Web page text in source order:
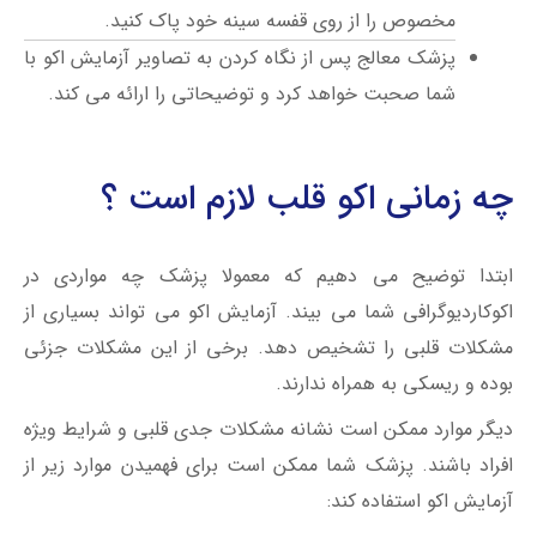
مخصوص را از روی قفسه سینه خود پاک کنید.
پزشک معالج پس از نگاه کردن به تصاویر آزمایش اکو با
شما صحبت خواهد کرد و توضیحاتی را ارائه می کند.
چه زمانی اکو قلب لازم است ؟
ابتدا توضیح می دهیم که معمولا پزشک چه مواردی در
اکوکاردیوگرافی شما می بیند. آزمایش اکو می تواند بسیاری از
مشکلات قلبی را تشخیص دهد. برخی از این مشکلات جزئی
بوده و ریسکی به همراه ندارند.
دیگر موارد ممکن است نشانه مشکلات جدی قلبی و شرایط ویژه
افراد باشند. پزشک شما ممکن است برای فهمیدن موارد زیر از
آزمایش اکو استفاده کند: